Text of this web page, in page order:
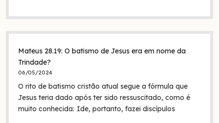
Mateus 28.19: O batismo de Jesus era em nome da
Trindade?
06/05/2024
O rito de batismo cristão atual segue a fórmula que
Jesus teria dado após ter sido ressuscitado, como é
muito conhecida: Ide, portanto, fazei discípulos